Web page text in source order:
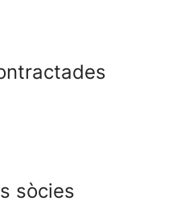
sòcies